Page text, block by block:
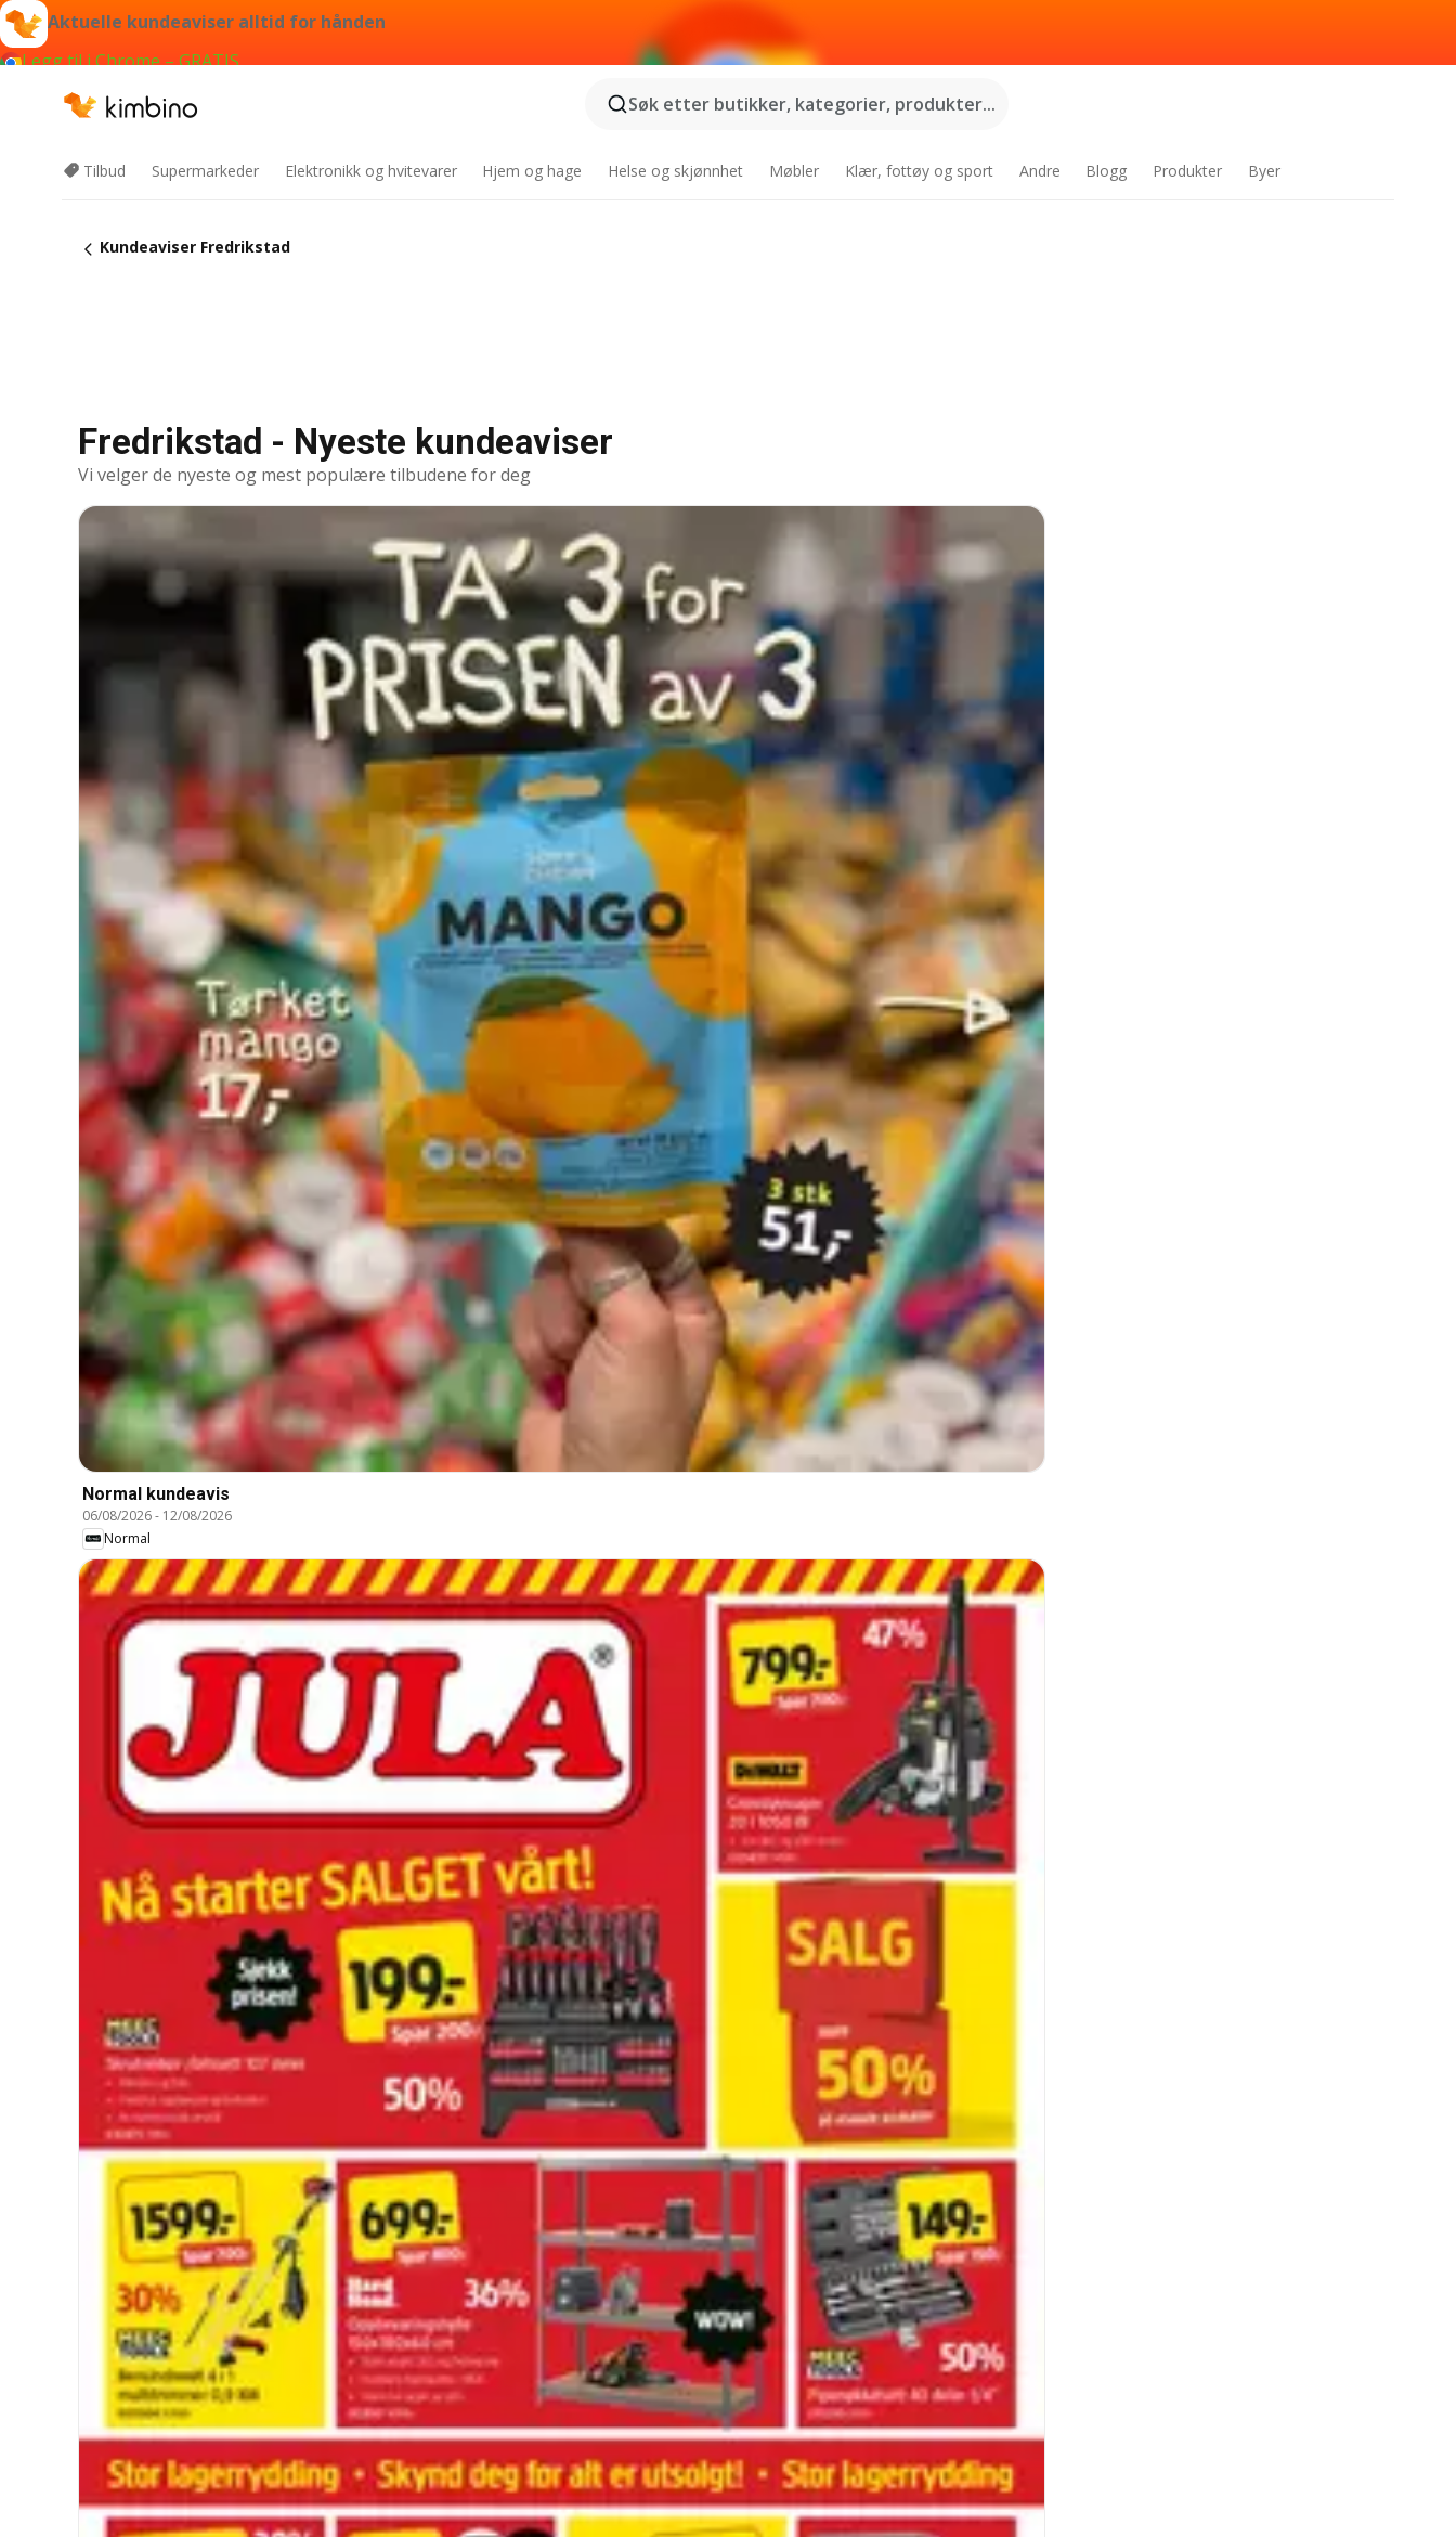
Aktuelle kundeaviser alltid for hånden
Legg til i Chrome – GRATIS
Søk etter butikker, kategorier, produkter...
Tilbud Supermarkeder Elektronikk og hvitevarer Hjem og hage Helse og skjønnhet Møbler Klær, fottøy og sport Andre Blogg Produkter Byer
Kundeaviser Fredrikstad
Fredrikstad - Nyeste kundeaviser
Vi velger de nyeste og mest populære tilbudene for deg
Normal kundeavis
06/08/2026- 12/08/2026
Normal